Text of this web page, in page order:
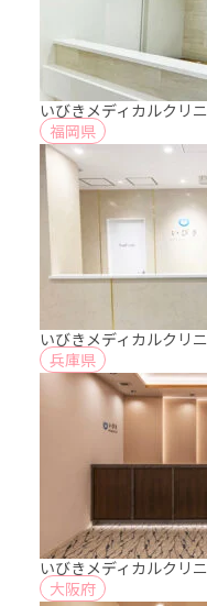
いびきメディカルクリ
福岡県
いびきメディカルクリ
兵庫県
いびきメディカルクリ
大阪府